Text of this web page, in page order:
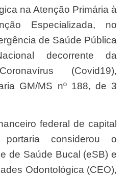
na Atenção Primária à
Especializada, no
de Saúde Pública
decorrente da
(Covid19),
GM/MS nº 188, de 3
considerou o
de Saúde Bucal (eSB) e
Odontológica (CEO),